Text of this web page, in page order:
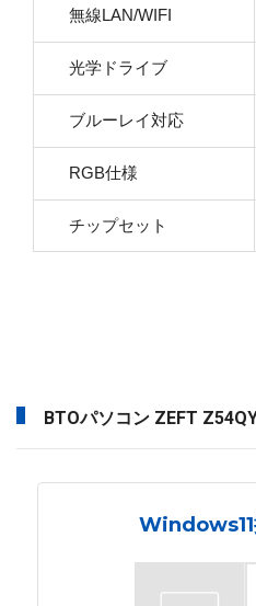
無線LAN/WIFI
光学ドライブ
ブルーレイ対応
RGB仕様
チップセット
BTOパソコン ZEFT
Windows11